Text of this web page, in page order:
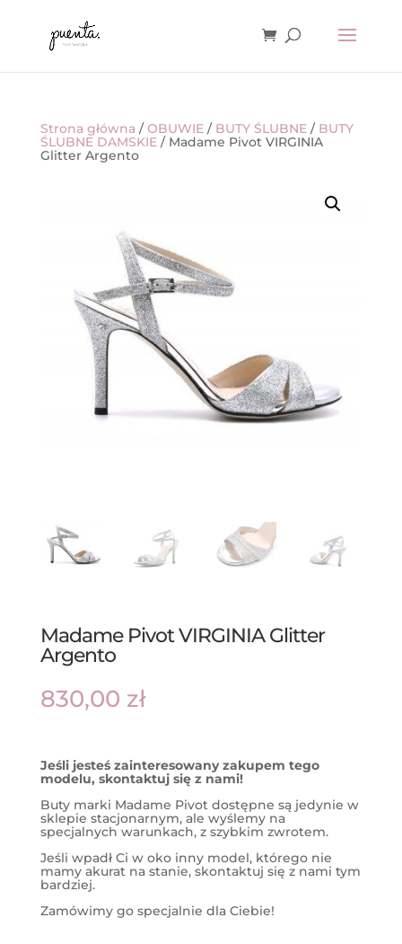
Strona główna /OBUWIE/ BUTY ŚLUBNE/ BUTY
ŚLUBNE DAMSKIE/ Madame Pivot VIRGINIA
Glitter Argento
Madame Pivot VIRGINIA Glitter
Argento
830,00 zł
Jeśli jesteś zainteresowany zakupem tego
modelu, skontaktuj się z nami!
Buty marki Madame Pivot dostępne są jedynie w
sklepie stacjonarnym, ale wyślemy na
specjalnych warunkach, z szybkim zwrotem.
Jeśli wpadł Ci w oko inny model, którego nie
mamy akurat na stanie, skontaktuj się z nami tym
bardziej.
Zamówimy go specjalnie dla Ciebie!